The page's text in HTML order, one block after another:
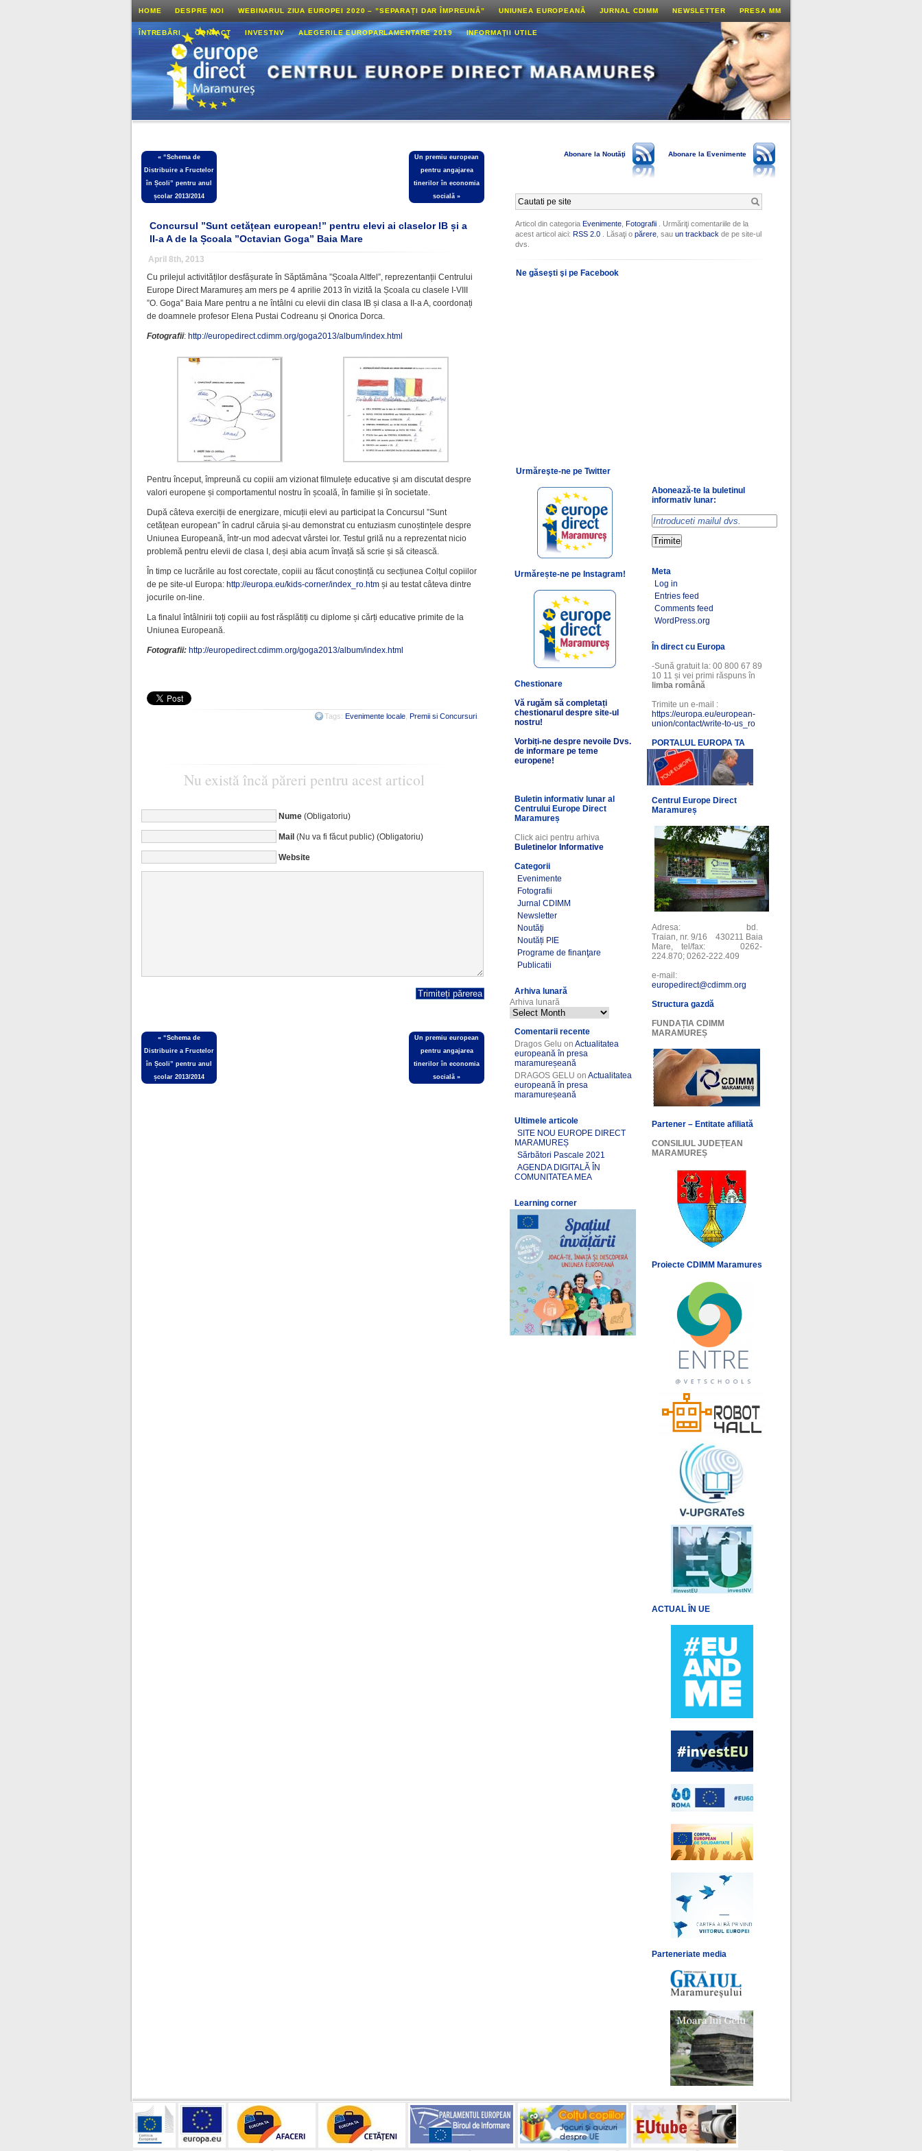
HOME DESPRE NOI WEBINARUL ZIUA EUROPEI 2020 – ”SEPARAȚI DAR ÎMPREUNĂ” UNIUNEA EUROPEANĂ JURNAL CDIMM NEWSLETTER PRESA MM
ÎNTREBĂRI CONTACT INVESTNV ALEGERILE EUROPARLAMENTARE 2019 INFORMAŢII UTILE
«“Schema de
Distribuire a Fructelor
în Școli” pentru anul
școlar 2013/2014
Un premiu european
pentru angajarea
tinerilor în economia
socială »
Concursul ”Sunt cetățean european!” pentru elevi ai claselor IB și a
II-a A de la Școala ”Octavian Goga” Baia Mare
April 8th, 2013
Cu prilejul activităților desfășurate în Săptămâna ”Școala Altfel”, reprezentanții Centrului
Europe Direct Maramureș am mers pe 4 aprilie 2013 în vizită la Școala cu clasele I-VIII
”O. Goga” Baia Mare pentru a ne întâlni cu elevii din clasa IB și clasa a II-a A, coordonați
de doamnele profesor Elena Pustai Codreanu și Onorica Dorca.
Fotografii: http://europedirect.cdimm.org/goga2013/album/index.html
Pentru început, împreună cu copiii am vizionat filmulețe educative și am discutat despre
valori europene și comportamentul nostru în școală, în familie și în societate.
După câteva exerciții de energizare, micuții elevi au participat la Concursul ”Sunt
cetățean european” în cadrul căruia și-au demonstrat cu entuziasm cunoștințele despre
Uniunea Europeană, într-un mod adecvat vârstei lor. Testul grilă nu a reprezentat nicio
problemă pentru elevii de clasa I, deși abia acum învață să scrie și să citească.
În timp ce lucrările au fost corectate, copiii au făcut conoștință cu secțiunea Colțul copiilor
de pe site-ul Europa: http://europa.eu/kids-corner/index_ro.htm și au testat câteva dintre
jocurile on-line.
La finalul întâlnirii toți copiii au fost răsplătiți cu diplome și cărți educative primite de la
Uniunea Europeană.
Fotografii: http://europedirect.cdimm.org/goga2013/album/index.html
Tags:Evenimente locale ,Premii si Concursuri
Nu există încă păreri pentru acest articol
Nume(Obligatoriu)
Mail(Nu va fi făcut public) (Obligatoriu)
Website
«“Schema de
Distribuire a Fructelor
în Școli” pentru anul
școlar 2013/2014
Un premiu european
pentru angajarea
tinerilor în economia
socială »
Abonare la Noutăţi Abonare la Evenimente
Articol din categoriaEvenimente ,Fotografii . Urmăriţi comentariile de la
acest articol aici:RSS 2.0 . Lăsaţi opărere , sauun trackbackde pe site-ul
dvs.
Ne găseşti şi pe Facebook
Urmăreşte-ne pe Twitter
Urmărește-ne pe Instagram!
Chestionare
Vă rugăm să completați
chestionarul despre site-ul
nostru!
Vorbiți-ne despre nevoile Dvs.
de informare pe teme
europene!
Buletin informativ lunar al
Centrului Europe Direct
Maramureș
Click aici pentru arhiva
Buletinelor Informative
Categorii
Evenimente
Fotografii
Jurnal CDIMM
Newsletter
Noutăţi
Noutăți PIE
Programe de finanţare
Publicatii
Arhiva lunară
Arhiva lunară
Comentarii recente
Dragos Gelu onActualitatea
europeană în presa
maramureșeană
DRAGOS GELU onActualitatea
europeană în presa
maramureșeană
Ultimele articole
SITE NOU EUROPE DIRECT
MARAMUREȘ
Sărbători Pascale 2021
AGENDA DIGITALĂ ÎN
COMUNITATEA MEA
Learning corner
Abonează-te la buletinul
informativ lunar:
Meta
Log in
Entries feed
Comments feed
WordPress.org
În direct cu Europa
-Sună gratuit la: 00 800 67 89
10 11 și vei primi răspuns în
limba română
Trimite un e-mail :
https://europa.eu/european-
union/contact/write-to-us_ro
PORTALUL EUROPA TA
Centrul Europe Direct
Maramureș
Adresa: bd.
Traian, nr. 9/16 430211 Baia
Mare, tel/fax: 0262-
224.870; 0262-222.409
e-mail:
europedirect@cdimm.org
Structura gazdă
FUNDAȚIA CDIMM
MARAMUREȘ
Partener – Entitate afiliată
CONSILIUL JUDEȚEAN
MARAMUREȘ
Proiecte CDIMM Maramures
ACTUAL ÎN UE
Parteneriate media